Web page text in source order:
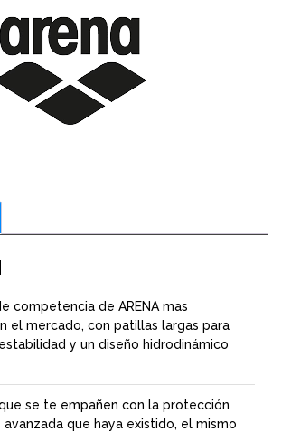
competencia de ARENA mas
el mercado, con patillas largas para
y un diseño hidrodinámico
se te empañen con la protección
que haya existido, el mismo